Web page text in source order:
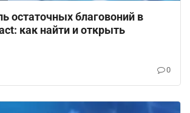
остаточных благовоний в
как найти и открыть
0